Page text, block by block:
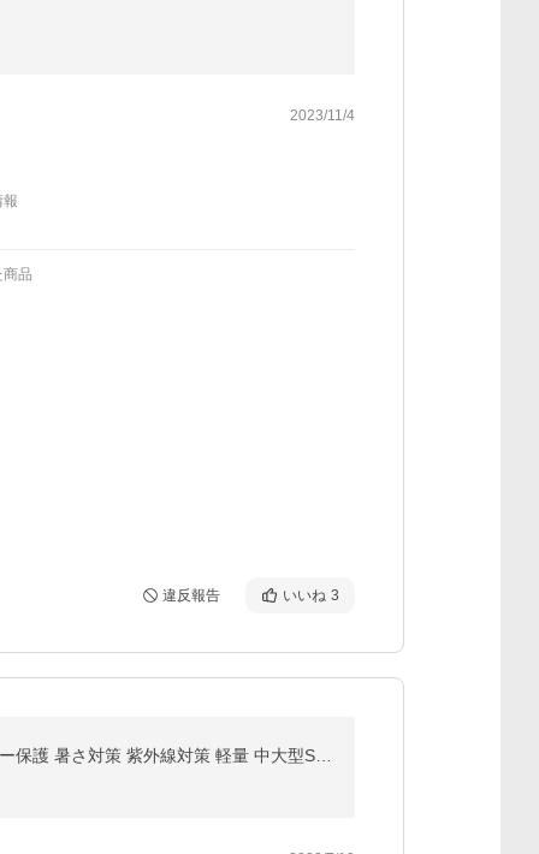
2023/11/4
報
品
違反報告 いいね 3